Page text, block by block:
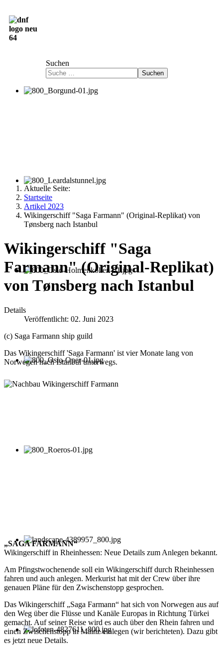
Suchen
Suchen
Aktuelle Seite:
Startseite
Artikel 2023
Wikingerschiff "Saga Farmann" (Original-Replikat) von
Tønsberg nach Istanbul
Wikingerschiff "Saga
Farmann" (Original-Replikat)
von Tønsberg nach Istanbul
Details
Veröffentlicht: 02. Juni 2023
(c) Saga Farmann ship guild
Das Wikingerschiff 'Saga Farmann' ist vier Monate lang von
Norwegen nach Istanbul unterwegs.
„SAGA FARMANN“
Wikingerschiff in Rheinhessen: Neue Details zum Anlegen bekannt.
Am Pfingstwochenende soll ein Wikingerschiff durch Rheinhessen
fahren und auch anlegen. Merkurist hat mit der Crew über ihre
genauen Pläne für den Zwischenstopp gesprochen.
Das Wikingerschiff „Saga Farmann“ hat sich von Norwegen aus auf
den Weg über die Flüsse und Kanäle Europas in Richtung Türkei
gemacht. Auf seiner Reise wird es auch über den Rhein fahren und
einen Zwischenstopp in Mainz einlegen (wir berichteten). Dazu gibt
es jetzt neue Details.